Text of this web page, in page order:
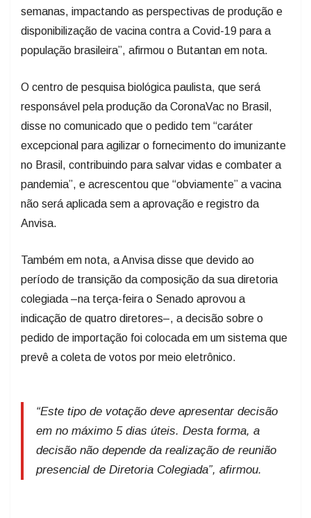
semanas, impactando as perspectivas de produção e
disponibilização de vacina contra a Covid-19 para a
população brasileira”, afirmou o Butantan em nota.
O centro de pesquisa biológica paulista, que será
responsável pela produção da CoronaVac no Brasil,
disse no comunicado que o pedido tem “caráter
excepcional para agilizar o fornecimento do imunizante
no Brasil, contribuindo para salvar vidas e combater a
pandemia”, e acrescentou que “obviamente” a vacina
não será aplicada sem a aprovação e registro da
Anvisa.
Também em nota, a Anvisa disse que devido ao
período de transição da composição da sua diretoria
colegiada –na terça-feira o Senado aprovou a
indicação de quatro diretores–, a decisão sobre o
pedido de importação foi colocada em um sistema que
prevê a coleta de votos por meio eletrônico.
“Este tipo de votação deve apresentar decisão
em no máximo 5 dias úteis. Desta forma, a
decisão não depende da realização de reunião
presencial de Diretoria Colegiada”, afirmou.